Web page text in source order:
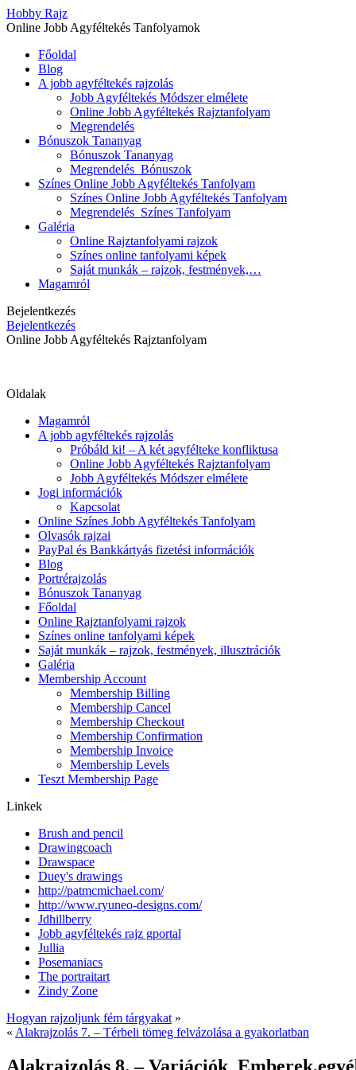
Hobby Rajz
Online Jobb Agyféltekés Tanfolyamok
Főoldal
Blog
A jobb agyféltekés rajzolás
Jobb Agyféltekés Módszer elmélete
Online Jobb Agyféltekés Rajztanfolyam
Megrendelés
Bónuszok Tananyag
Bónuszok Tananyag
Megrendelés_Bónuszok
Színes Online Jobb Agyféltekés Tanfolyam
Színes Online Jobb Agyféltekés Tanfolyam
Megrendelés_Színes Tanfolyam
Galéria
Online Rajztanfolyami rajzok
Színes online tanfolyami képek
Saját munkák – rajzok, festmények,…
Magamról
Bejelentkezés
Bejelentkezés
Online Jobb Agyféltekés Rajztanfolyam
Oldalak
Magamról
A jobb agyféltekés rajzolás
Próbáld ki! – A két agyfélteke konfliktusa
Online Jobb Agyféltekés Rajztanfolyam
Jobb Agyféltekés Módszer elmélete
Jogi információk
Kapcsolat
Online Színes Jobb Agyféltekés Tanfolyam
Olvasók rajzai
PayPal és Bankkártyás fizetési információk
Blog
Portrérajzolás
Bónuszok Tananyag
Főoldal
Online Rajztanfolyami rajzok
Színes online tanfolyami képek
Saját munkák – rajzok, festmények, illusztrációk
Galéria
Membership Account
Membership Billing
Membership Cancel
Membership Checkout
Membership Confirmation
Membership Invoice
Membership Levels
Teszt Membership Page
Linkek
Brush and pencil
Drawingcoach
Drawspace
Duey's drawings
http://patmcmichael.com/
http://www.ryuneo-designs.com/
Jdhillberry
Jobb agyféltekés rajz gportal
Jullia
Posemaniacs
The portraitart
Zindy Zone
Hogyan rajzoljunk fém tárgyakat »
« Alakrajzolás 7. – Térbeli tömeg felvázolása a gyakorlatban